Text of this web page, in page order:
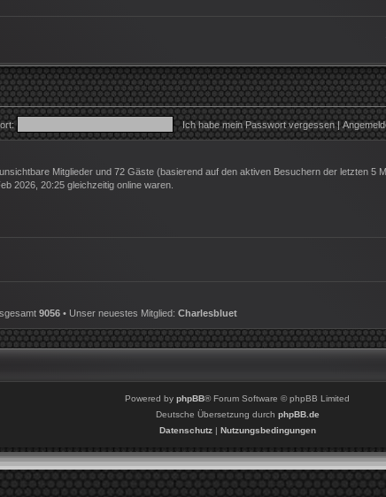
Ich habe mein Passwort vergessen |
Mitglieder und 72 Gäste (basierend auf den aktiven Besuchern der letzten 5
2026, 20:25 gleichzeitig online waren.
9056 • Unser neuestes Mitglied: Charlesbluet
Powered by phpBB® Forum Software © phpBB Limited
Deutsche Übersetzung durch phpBB.de
Datenschutz| Nutzungsbedingungen